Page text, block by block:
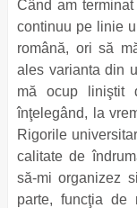
Când am
continuu pe linie
română, ori să
ales varianta din
mă ocup liniştit
înţelegând, la
Rigorile
calitate de
să-mi organizez
parte, funcţia de